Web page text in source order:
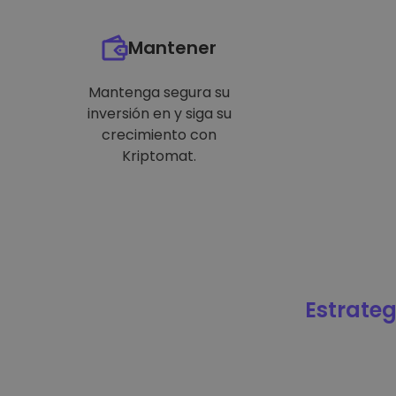
Mantener
Mantenga segura su
inversión en y siga su
crecimiento con
Kriptomat.